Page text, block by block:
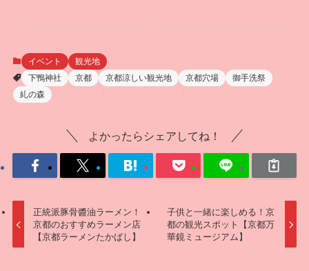
イベント
観光地
下鴨神社
京都 京都涼しい観光地 京都穴場
御手洗祭
糺の森
よかったらシェアしてね！
正統派豚骨醬油ラーメン！
京都のおすすめラーメン店
【京都ラーメンたかばし】
子供と一緒に楽しめる！京
都の観光スポット【京都万
華鏡ミュージアム】